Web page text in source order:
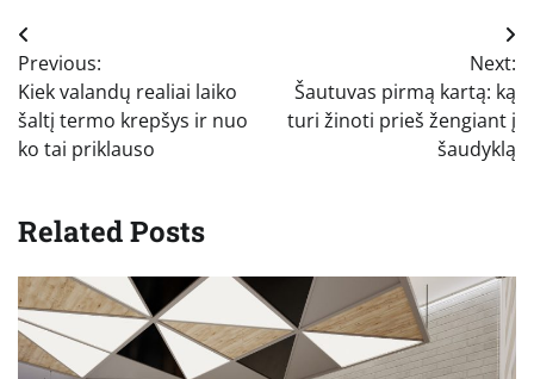
Navigacija
tarp
įrašų
Previous:
Kiek valandų realiai laiko
šaltį termo krepšys ir nuo
ko tai priklauso
Next:
Šautuvas pirmą kartą: ką
turi žinoti prieš žengiant į
šaudyklą
Related Posts